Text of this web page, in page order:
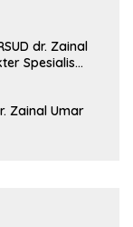
dr. Zainal
Spesialis
Zainal Umar